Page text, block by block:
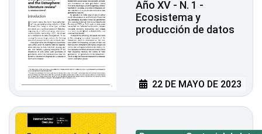
Año XV - N. 1 -
Ecosistema y
producción de datos
22 DE MAYO DE 2023